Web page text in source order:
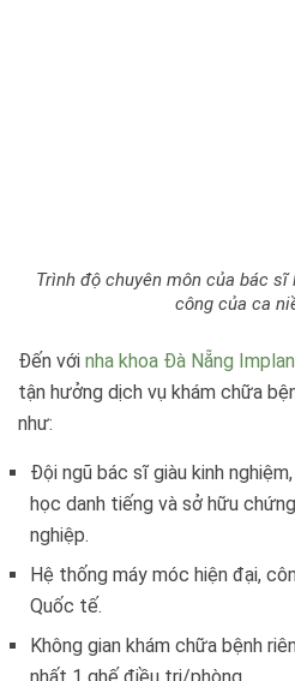
Trình độ chuyên môn của bác
công của ca
Đến với nha khoa Đà Nẵng
tận hưởng dịch vụ khám chữa
như:
Đội ngũ bác sĩ giàu kinh
học danh tiếng và sở hữu
nghiệp.
Hệ thống máy móc hiện đại,
Quốc tế.
Không gian khám chữa bệnh
nhất 1 ghế điều trị/phòng.